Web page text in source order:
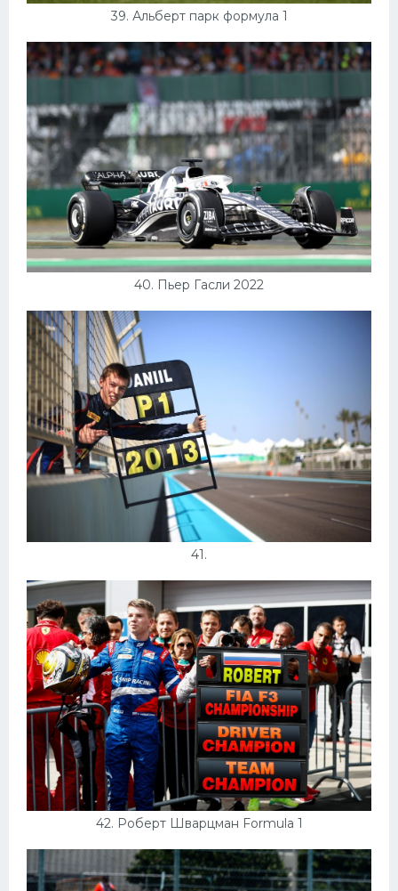
39. Альберт парк формула 1
40. Пьер Гасли 2022
41.
42. Роберт Шварцман Formula 1